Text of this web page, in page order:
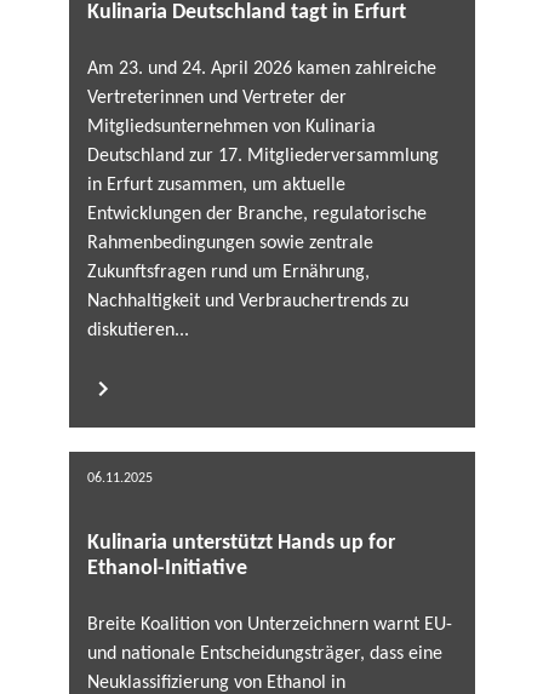
Kulinaria Deutschland tagt in Erfurt
Am 23. und 24. April 2026 kamen zahlreiche
Vertreterinnen und Vertreter der
Mitgliedsunternehmen von Kulinaria
Deutschland zur 17. Mitgliederversammlung
in Erfurt zusammen, um aktuelle
Entwicklungen der Branche, regulatorische
Rahmenbedingungen sowie zentrale
Zukunftsfragen rund um Ernährung,
Nachhaltigkeit und Verbrauchertrends zu
diskutieren...
06.11.2025
Kulinaria unterstützt Hands up for
Ethanol-Initiative
Breite Koalition von Unterzeichnern warnt EU-
und nationale Entscheidungsträger, dass eine
Neuklassifizierung von Ethanol in